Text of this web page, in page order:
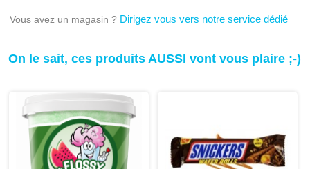
Vous avez un magasin ? Dirigez vous vers notre service dédié
On le sait, ces produits AUSSI vont vous plaire ;-)